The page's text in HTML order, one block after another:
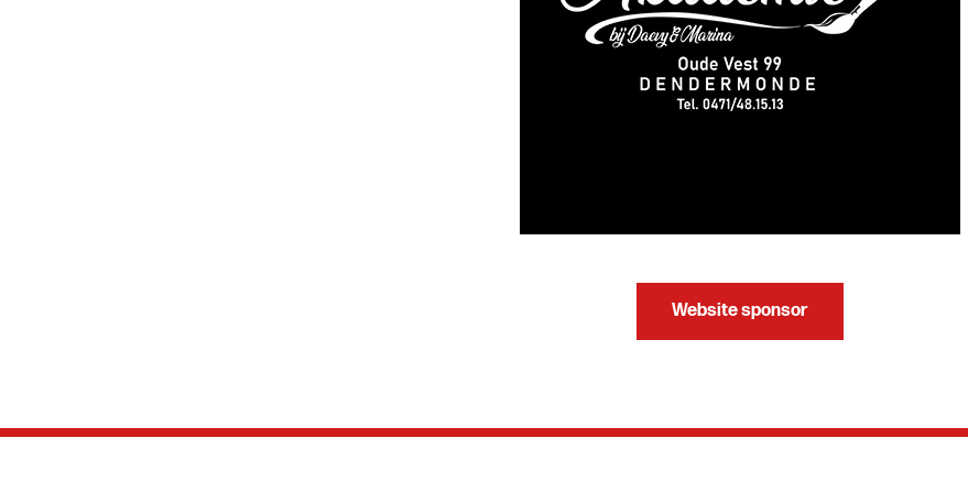
Website sponsor